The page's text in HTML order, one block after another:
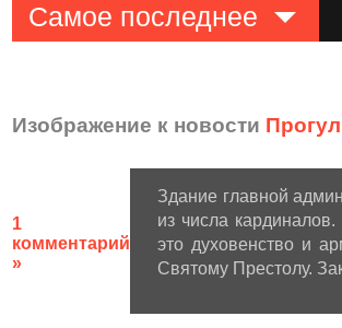
Самое последнее
Изображение к новости
1
комментарий
»
Здание главной
из числа
это духовенство и
Святому Престолу.